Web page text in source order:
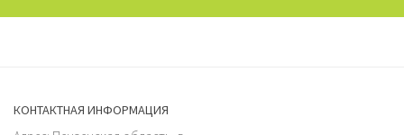
КОНТАКТНАЯ ИНФОРМАЦИЯ